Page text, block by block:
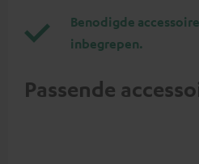
Benodigde
inbegrepen.
Passende